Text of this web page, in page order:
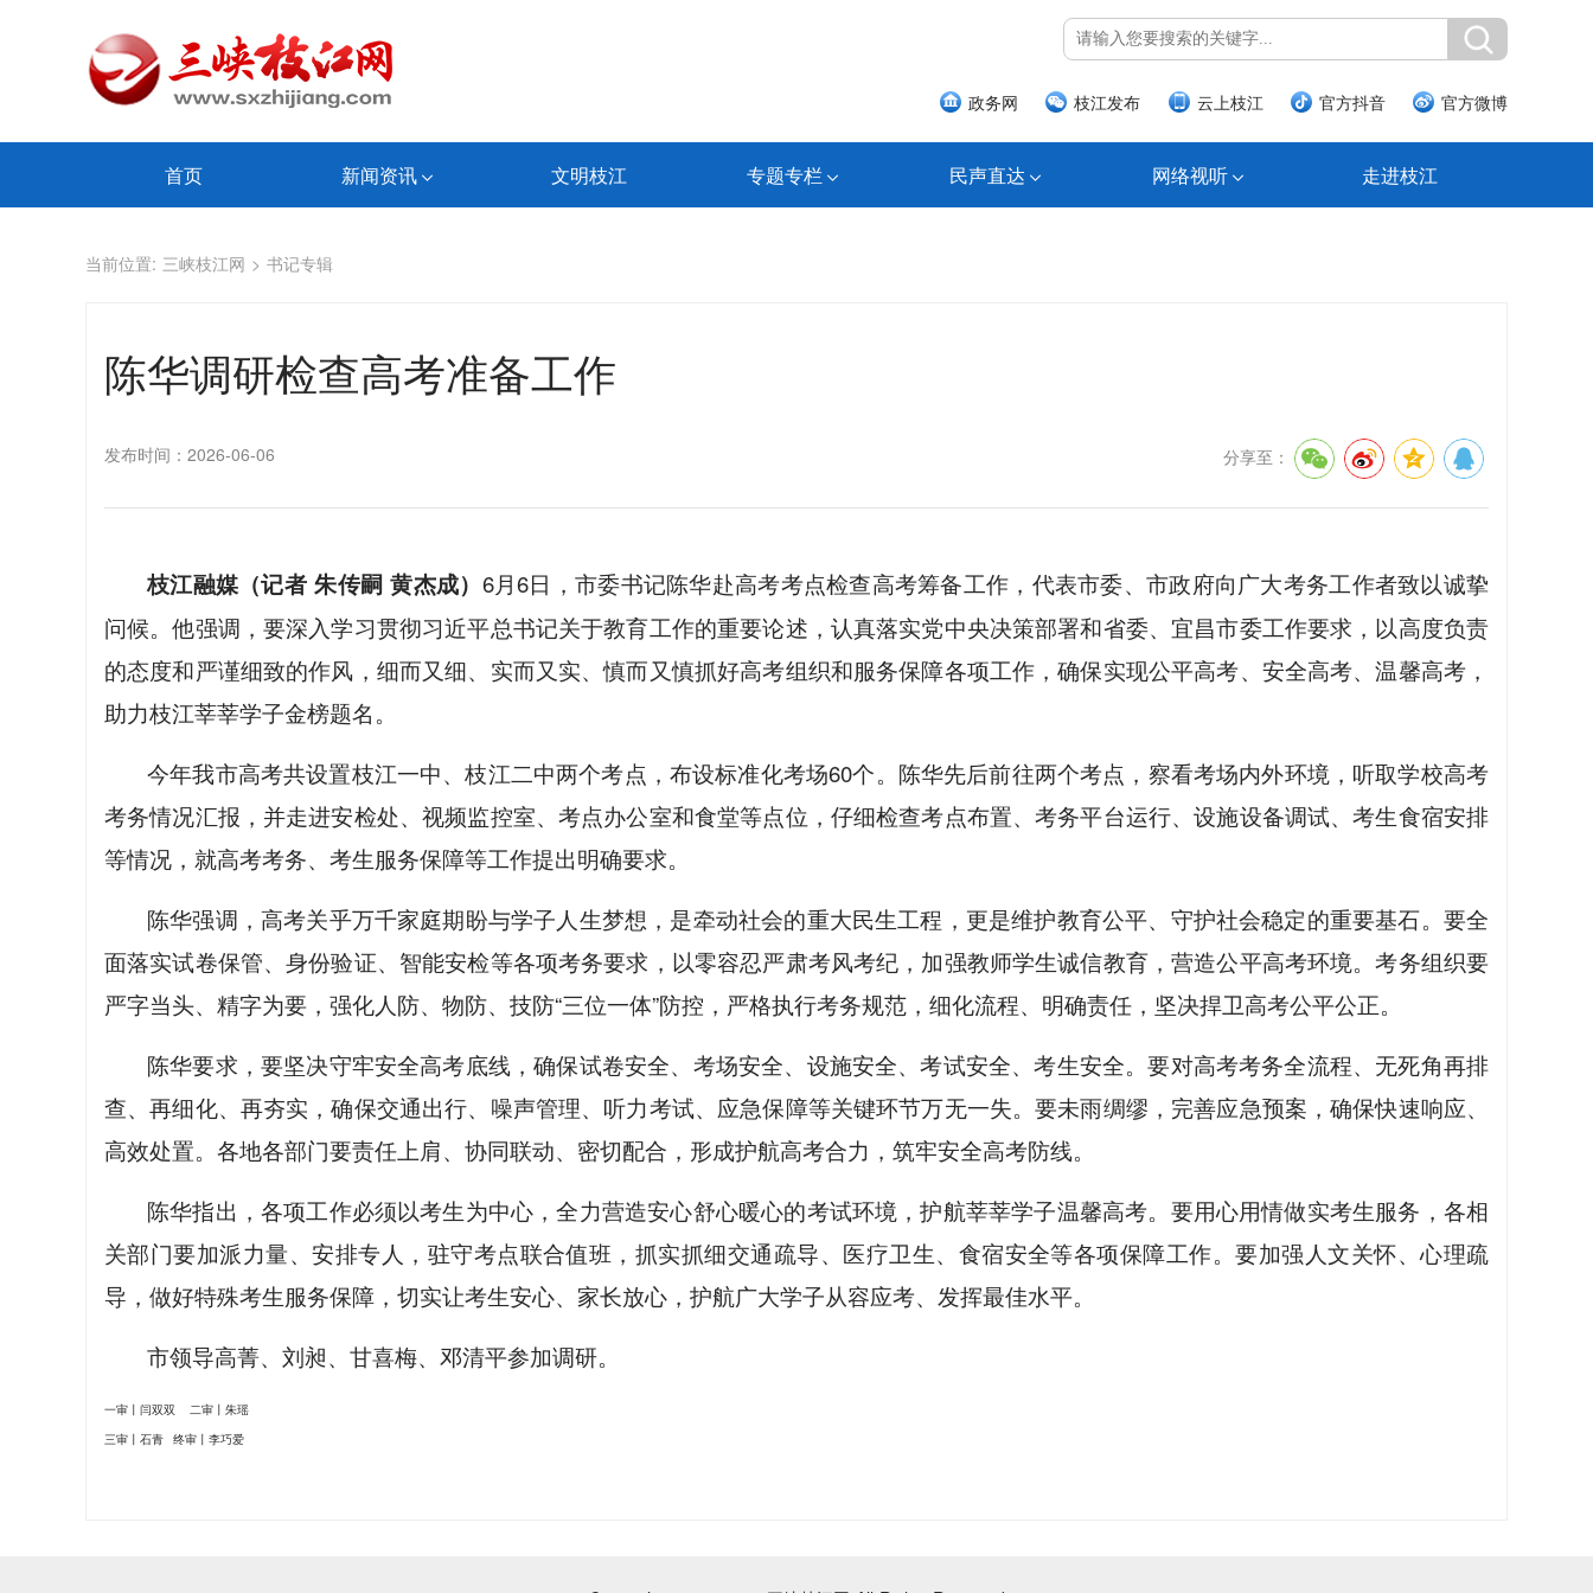
政务网 枝江发布 云上枝江 官方抖音 官方微博
首页 新闻资讯 文明枝江 专题专栏 民声直达 网络视听 走进枝江
当前位置: 三峡枝江网 > 书记专辑
陈华调研检查高考准备工作
发布时间：2026-06-06 分享至：
枝江融媒（记者 朱传嗣 黄杰成） 6月6日，市委书记陈华赴高考考点检查高考筹备工作，代表市委、市政府向广大考务工作者致以诚挚
问候。他强调，要深入学习贯彻习近平总书记关于教育工作的重要论述，认真落实党中央决策部署和省委、宜昌市委工作要求，以高度负责
的态度和严谨细致的作风，细而又细、实而又实、慎而又慎抓好高考组织和服务保障各项工作，确保实现公平高考、安全高考、温馨高考，
助力枝江莘莘学子金榜题名。
今年我市高考共设置枝江一中、枝江二中两个考点，布设标准化考场60个。陈华先后前往两个考点，察看考场内外环境，听取学校高考
考务情况汇报，并走进安检处、视频监控室、考点办公室和食堂等点位，仔细检查考点布置、考务平台运行、设施设备调试、考生食宿安排
等情况，就高考考务、考生服务保障等工作提出明确要求。
陈华强调，高考关乎万千家庭期盼与学子人生梦想，是牵动社会的重大民生工程，更是维护教育公平、守护社会稳定的重要基石。要全
面落实试卷保管、身份验证、智能安检等各项考务要求，以零容忍严肃考风考纪，加强教师学生诚信教育，营造公平高考环境。考务组织要
严字当头、精字为要，强化人防、物防、技防“三位一体”防控，严格执行考务规范，细化流程、明确责任，坚决捍卫高考公平公正。
陈华要求，要坚决守牢安全高考底线，确保试卷安全、考场安全、设施安全、考试安全、考生安全。要对高考考务全流程、无死角再排
查、再细化、再夯实，确保交通出行、噪声管理、听力考试、应急保障等关键环节万无一失。要未雨绸缪，完善应急预案，确保快速响应、
高效处置。各地各部门要责任上肩、协同联动、密切配合，形成护航高考合力，筑牢安全高考防线。
陈华指出，各项工作必须以考生为中心，全力营造安心舒心暖心的考试环境，护航莘莘学子温馨高考。要用心用情做实考生服务，各相
关部门要加派力量、安排专人，驻守考点联合值班，抓实抓细交通疏导、医疗卫生、食宿安全等各项保障工作。要加强人文关怀、心理疏
导，做好特殊考生服务保障，切实让考生安心、家长放心，护航广大学子从容应考、发挥最佳水平。
市领导高菁、刘昶、甘喜梅、邓清平参加调研。
一审丨闫双双 二审丨朱瑶
三审丨石青 终审丨李巧爱